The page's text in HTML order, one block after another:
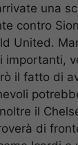
una
contro
United.
importanti,
il fatto di
il
di